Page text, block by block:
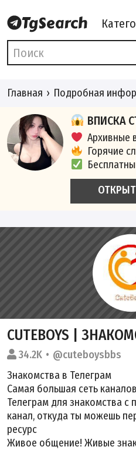
Главная Подробная
ВПИСКА
Архивные
Горячие
CUTEBOYS |
34.2K
@cuteboysbbs
Знакомства в Телеграм
Самая большая сеть
Телеграм для знакомства с
канал, откуда ты можешь
ресурс
Живое общение! Живые